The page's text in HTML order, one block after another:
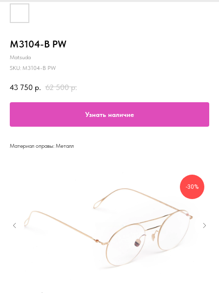
M3104-B PW
Matsuda
SKU: M3104-B PW
43 750 р. 62 500 р.
Узнать наличие
Материал оправы: Металл
-30%